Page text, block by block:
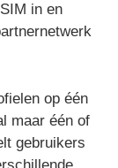
in en
op één
maar één of
gebruikers